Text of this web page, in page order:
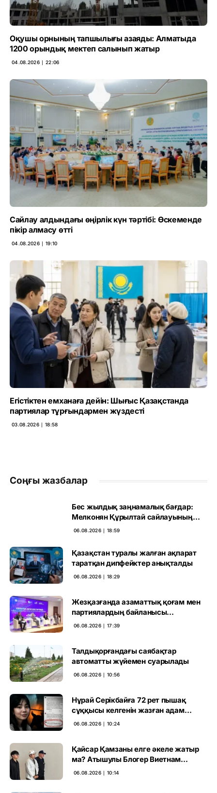
Оқушы орнының тапшылығы азаяды: Алматыда
1200 орындық мектеп салынып жатыр
04.08.2026 ∣ 22:06
Сайлау алдындағы өңірлік күн тәртібі: Өскеменде
пікір алмасу өтті
04.08.2026 ∣ 19:10
Егістіктен емханаға дейін: Шығыс Қазақстанда
партиялар тұрғындармен жүздесті
03.08.2026 ∣ 18:58
Соңғы жазбалар
Бес жылдық заңнамалық бағдар:
Мелконян Құрылтай сайлауының
маңызын бағалады
06.08.2026 ∣ 18:59
Қазақстан туралы жалған ақпарат
таратқан дипфейктер анықталды
06.08.2026 ∣ 18:29
Жезқазғанда азаматтық қоғам мен
партиялардың байланысы
талқыланды
06.08.2026 ∣ 17:39
Талдықорғандағы саябақтар
автоматты жүйемен суарылады
06.08.2026 ∣ 10:56
Нұрай Серікбайға 72 рет пышақ
сұққысы келгенін жазған адам
ұсталды
06.08.2026 ∣ 10:24
Қайсар Қамзаны елге әкеле жатыр
ма? Атышулы Блогер Виетнам
әуежайында көзге түсті
06.08.2026 ∣ 10:14